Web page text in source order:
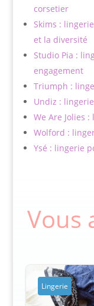
corsetier
Skims :
et la diversité
Studio Pia :
engagement
Triumph :
Undiz :
We Are Jolies
Wolford :
Ysé : lingerie
Vous
Lingerie